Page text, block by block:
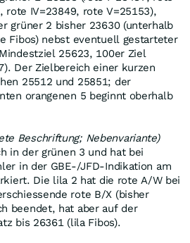
rote IV=23849, rote V=25153),
grüner 2 bisher 23630 (unterhalb
Fibos) nebst eventuell gestarteter
25623, 100er Ziel
Der Zielbereich einer kurzen
25512 und 25851; der
orangenen 5 beginnt oberhalb
Beschriftung; Nebenvariante)
in der grünen 3 und hat bei
in der GBE-/JFD-Indikation am
Die lila 2 hat die rote A/W bei
rote B/X (bisher
beendet, hat aber auf der
bis 26361 (lila Fibos).